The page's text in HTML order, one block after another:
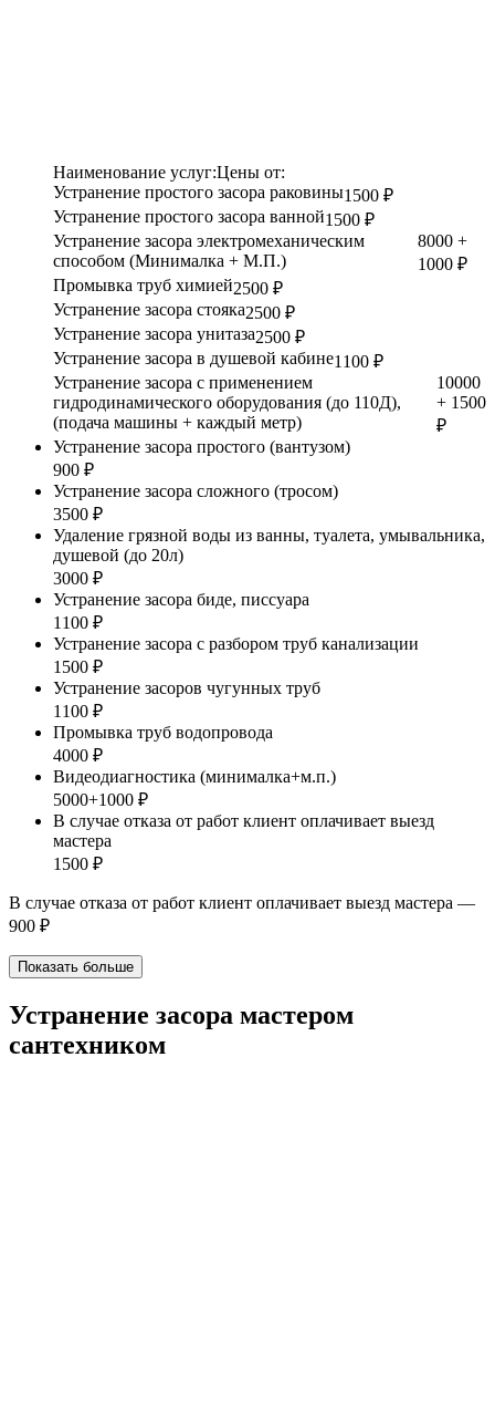
Наименование услуг:Цены от:
Устранение простого засора раковины1500 ₽
Устранение простого засора ванной1500 ₽
Устранение засора электромеханическим
способом (Минималка + М.П.)
8000 +
1000 ₽
Промывка труб химией2500 ₽
Устранение засора стояка2500 ₽
Устранение засора унитаза2500 ₽
Устранение засора в душевой кабине1100 ₽
Устранение засора с применением
гидродинамического оборудования (до 110Д),
(подача машины + каждый метр)
10000
+ 1500
₽
Устранение засора простого (вантузом)
900 ₽
Устранение засора сложного (тросом)
3500 ₽
Удаление грязной воды из ванны, туалета, умывальника,
душевой (до 20л)
3000 ₽
Устранение засора биде, писсуара
1100 ₽
Устранение засора с разбором труб канализации
1500 ₽
Устранение засоров чугунных труб
1100 ₽
Промывка труб водопровода
4000 ₽
Видеодиагностика (минималка+м.п.)
5000+1000 ₽
В случае отказа от работ клиент оплачивает выезд
мастера
1500 ₽
В случае отказа от работ клиент оплачивает выезд мастера —
900 ₽
Показать больше
Устранение засора мастером
сантехником